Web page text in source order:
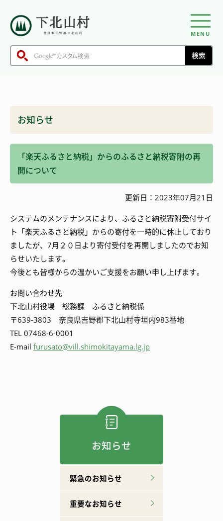
MENU
お知らせ
「楽天ふるさと納税」からのふるさと納税寄附の再
開について
更新日：2023年07月21日
システムのメンテナンスにより、ふるさと納税寄附受付サイ
ト「楽天ふるさと納税」からの寄付を一時的に休止しており
ましたが、7月２０日より寄付受付を再開しましたのでお知
らせいたします。
今後とも皆様からの温かいご支援をお願い申し上げます。
お問い合わせ先
下北山村役場 総務課 ふるさと納税係
〒639-3803 奈良県吉野郡下北山村寺垣内983番地
TEL 07468-6-0001
E-mail furusato@vill.shimokitayama.lg.jp
お知らせ
緊急のお知らせ
重要なお知らせ